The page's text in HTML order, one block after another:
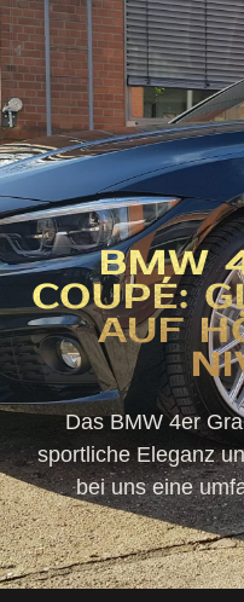
BMW
COUPÉ:
AUF
Das BMW 4er
sportliche Eleganz
bei uns eine